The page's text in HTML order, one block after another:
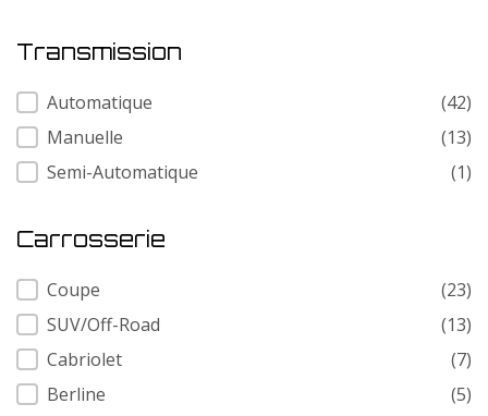
Transmission
Transmission
Automatique
(42)
Manuelle
(13)
Semi-Automatique
(1)
Carrosserie
Carrosserie
Coupe
(23)
SUV/Off-Road
(13)
Cabriolet
(7)
Berline
(5)